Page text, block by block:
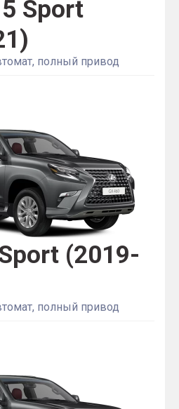
Sport
полный привод
(2019-
полный привод